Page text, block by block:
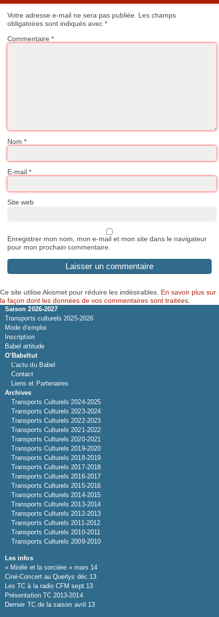
Votre adresse e-mail ne sera pas publiée.
Les champs
obligatoires sont indiqués avec *
Commentaire *
Nom *
E-mail *
Site web
Enregistrer mon nom, mon e-mail et mon site dans le navigateur
pour mon prochain commentaire.
Ce site utilise Akismet pour réduire les indésirables. En savoir plus sur
la façon dont les données de vos commentaires sont traitées
Saison 2026-2027
Transports culturels 2025-2026
Mode d’emploi
Inscription
Babel attitude
O’Babeltut
L’actu du Babel
Contact
Liens et Partenaires
Archives
Transports Culturels 2024-2025
Transports Culturels 2023-2024
Transports Culturels 2022-2023
Transports Culturels 2021-2022
Transports Culturels 2020-2021
Transports Culturels 2019-2020
Transports Culturels 2018-2019
Transports Culturels 2017-2018
Transports Culturels 2016-2017
Transports Culturels 2015-2016
Transports Culturels 2014-2015
Transports Culturels 2013-2014
Transports Culturels 2012-2013
Transports Culturels 2011-2012
Transports Culturels 2010-2011
Transports Culturels 2009-2010
Les infos
« Mirélé et la sorcière » mars 14
Ciné-Concert au Querlys déc.13
Les TC à la radio CFM sept.13
Présentation TC 2013-2014
Dernier TC de la saison avril 13